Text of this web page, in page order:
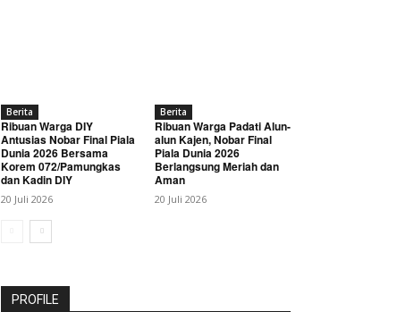
Berita
Ribuan Warga DIY
Antusias Nobar Final Piala
Dunia 2026 Bersama
Korem 072/Pamungkas
dan Kadin DIY
20 Juli 2026
Berita
Ribuan Warga Padati Alun-
alun Kajen, Nobar Final
Piala Dunia 2026
Berlangsung Meriah dan
Aman
20 Juli 2026
PROFILE